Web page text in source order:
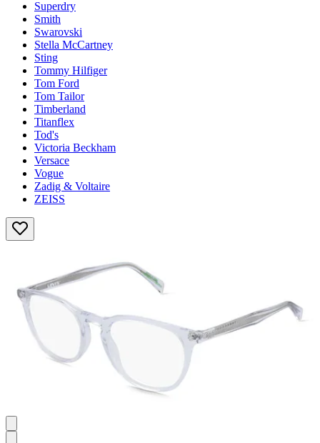
Superdry
Smith
Swarovski
Stella McCartney
Sting
Tommy Hilfiger
Tom Ford
Tom Tailor
Timberland
Titanflex
Tod's
Victoria Beckham
Versace
Vogue
Zadig & Voltaire
ZEISS